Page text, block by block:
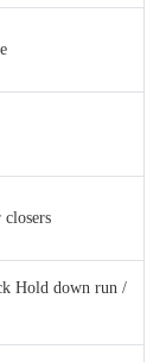
Hold down run /